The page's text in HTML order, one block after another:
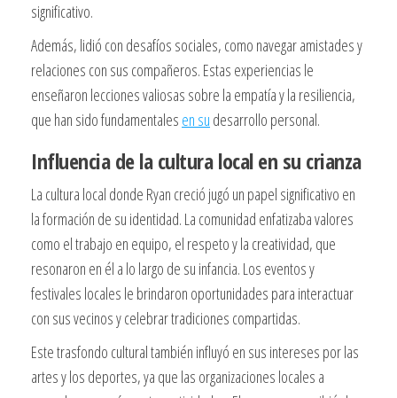
significativo.
Además, lidió con desafíos sociales, como navegar amistades y
relaciones con sus compañeros. Estas experiencias le
enseñaron lecciones valiosas sobre la empatía y la resiliencia,
que han sido fundamentales en su desarrollo personal.
Influencia de la cultura local en su crianza
La cultura local donde Ryan creció jugó un papel significativo en
la formación de su identidad. La comunidad enfatizaba valores
como el trabajo en equipo, el respeto y la creatividad, que
resonaron en él a lo largo de su infancia. Los eventos y
festivales locales le brindaron oportunidades para interactuar
con sus vecinos y celebrar tradiciones compartidas.
Este trasfondo cultural también influyó en sus intereses por las
artes y los deportes, ya que las organizaciones locales a